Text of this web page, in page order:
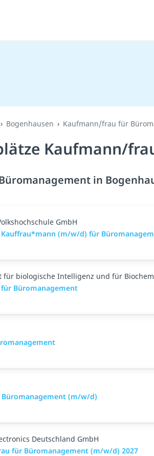
Bogenhausen Kaufmann/frau für
Kaufmann/
in
GmbH
(m/w/d) für
für biologische Intelligenz und für
Büromanagement
(m/w/d)
Deutschland GmbH
für Büromanagement (m/w/d) 2027